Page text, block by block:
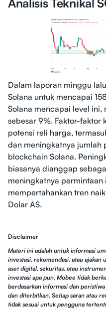
Analisis Teknikal
Dalam laporan minggu
Solana untuk mencapai
Solana mencapai level
sebesar 9%. Faktor-faktor
potensi reli harga,
dan meningkatnya jumlah
blockchain Solana.
biasanya dianggap
meningkatnya permintaan
mempertahankan tren
Dolar AS.
Disclaimer
Materi ini adalah untuk informasi
investasi, rekomendasi, atau
aset digital, sekuritas, atau
investasi apa pun. Mobee tidak
berdasarkan informasi dan
dan diterbitkan. Setiap saran atau
tidak sesuai untuk pengguna